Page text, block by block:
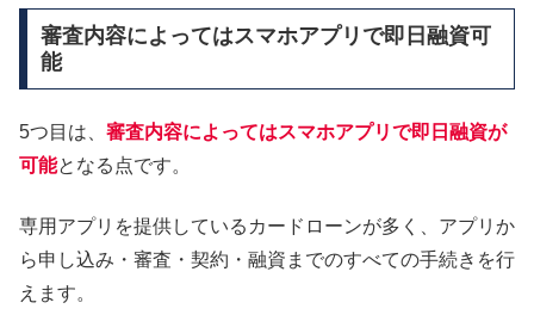
審査内容によってはスマホアプリで即日融資可
能
5つ目は、 審査内容によってはスマホアプリで即日融資が
可能となる点です。
専用アプリを提供しているカードローンが多く、アプリか
ら申し込み・審査・契約・融資までのすべての手続きを行
えます。